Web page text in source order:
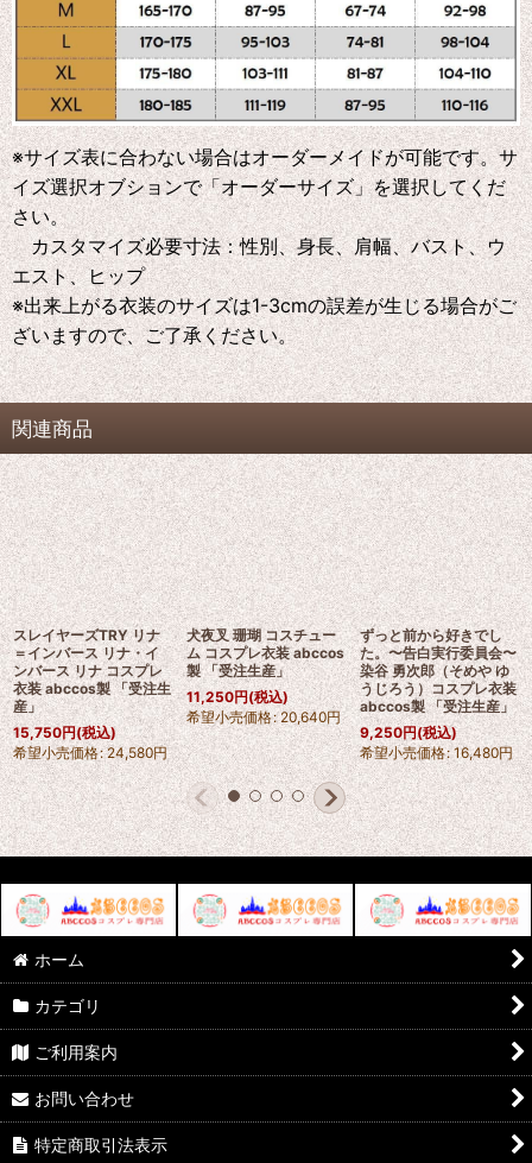
※サイズ表に合わない場合はオーダーメイドが可能です。サ
イズ選択オブションで「オーダーサイズ」を選択してくだ
さい。
カスタマイズ必要寸法：性別、身長、肩幅、バスト、ウ
エスト、ヒップ
※出来上がる衣装のサイズは1-3cmの誤差が生じる場合がご
ざいますので、ご了承ください。
関連商品
スレイヤーズTRY リナ
＝インバース リナ・イ
ンバース リナ コスプレ
衣装 abccos製 「受注生
産」
15,750円(税込)
希望小売価格: 24,580円
犬夜叉 珊瑚 コスチュー
ム コスプレ衣装 abccos
製 「受注生産」
11,250円(税込)
希望小売価格: 20,640円
ずっと前から好きでし
た。〜告白実行委員会〜
染谷 勇次郎（そめや ゆ
うじろう）コスプレ衣装
abccos製 「受注生産」
9,250円(税込)
希望小売価格: 16,480円
ホーム
カテゴリ
ご利用案内
お問い合わせ
特定商取引法表示